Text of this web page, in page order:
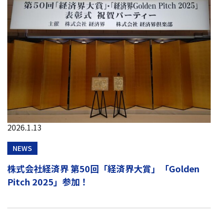
2026.1.13
NEWS
株式会社経済界 第50回「経済界大賞」「Golden
Pitch 2025」参加！